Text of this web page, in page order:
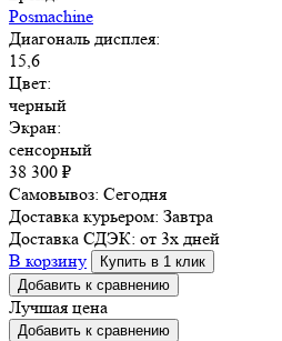
Posmachine
Диагональ дисплея:
15,6
Цвет:
черный
Экран:
сенсорный
38 300 ₽
Самовывоз: Сегодня
Доставка курьером: Завтра
Доставка СДЭК: от 3х дней
В корзину
Купить в 1 клик
Добавить к сравнению
Лучшая цена
Добавить к сравнению